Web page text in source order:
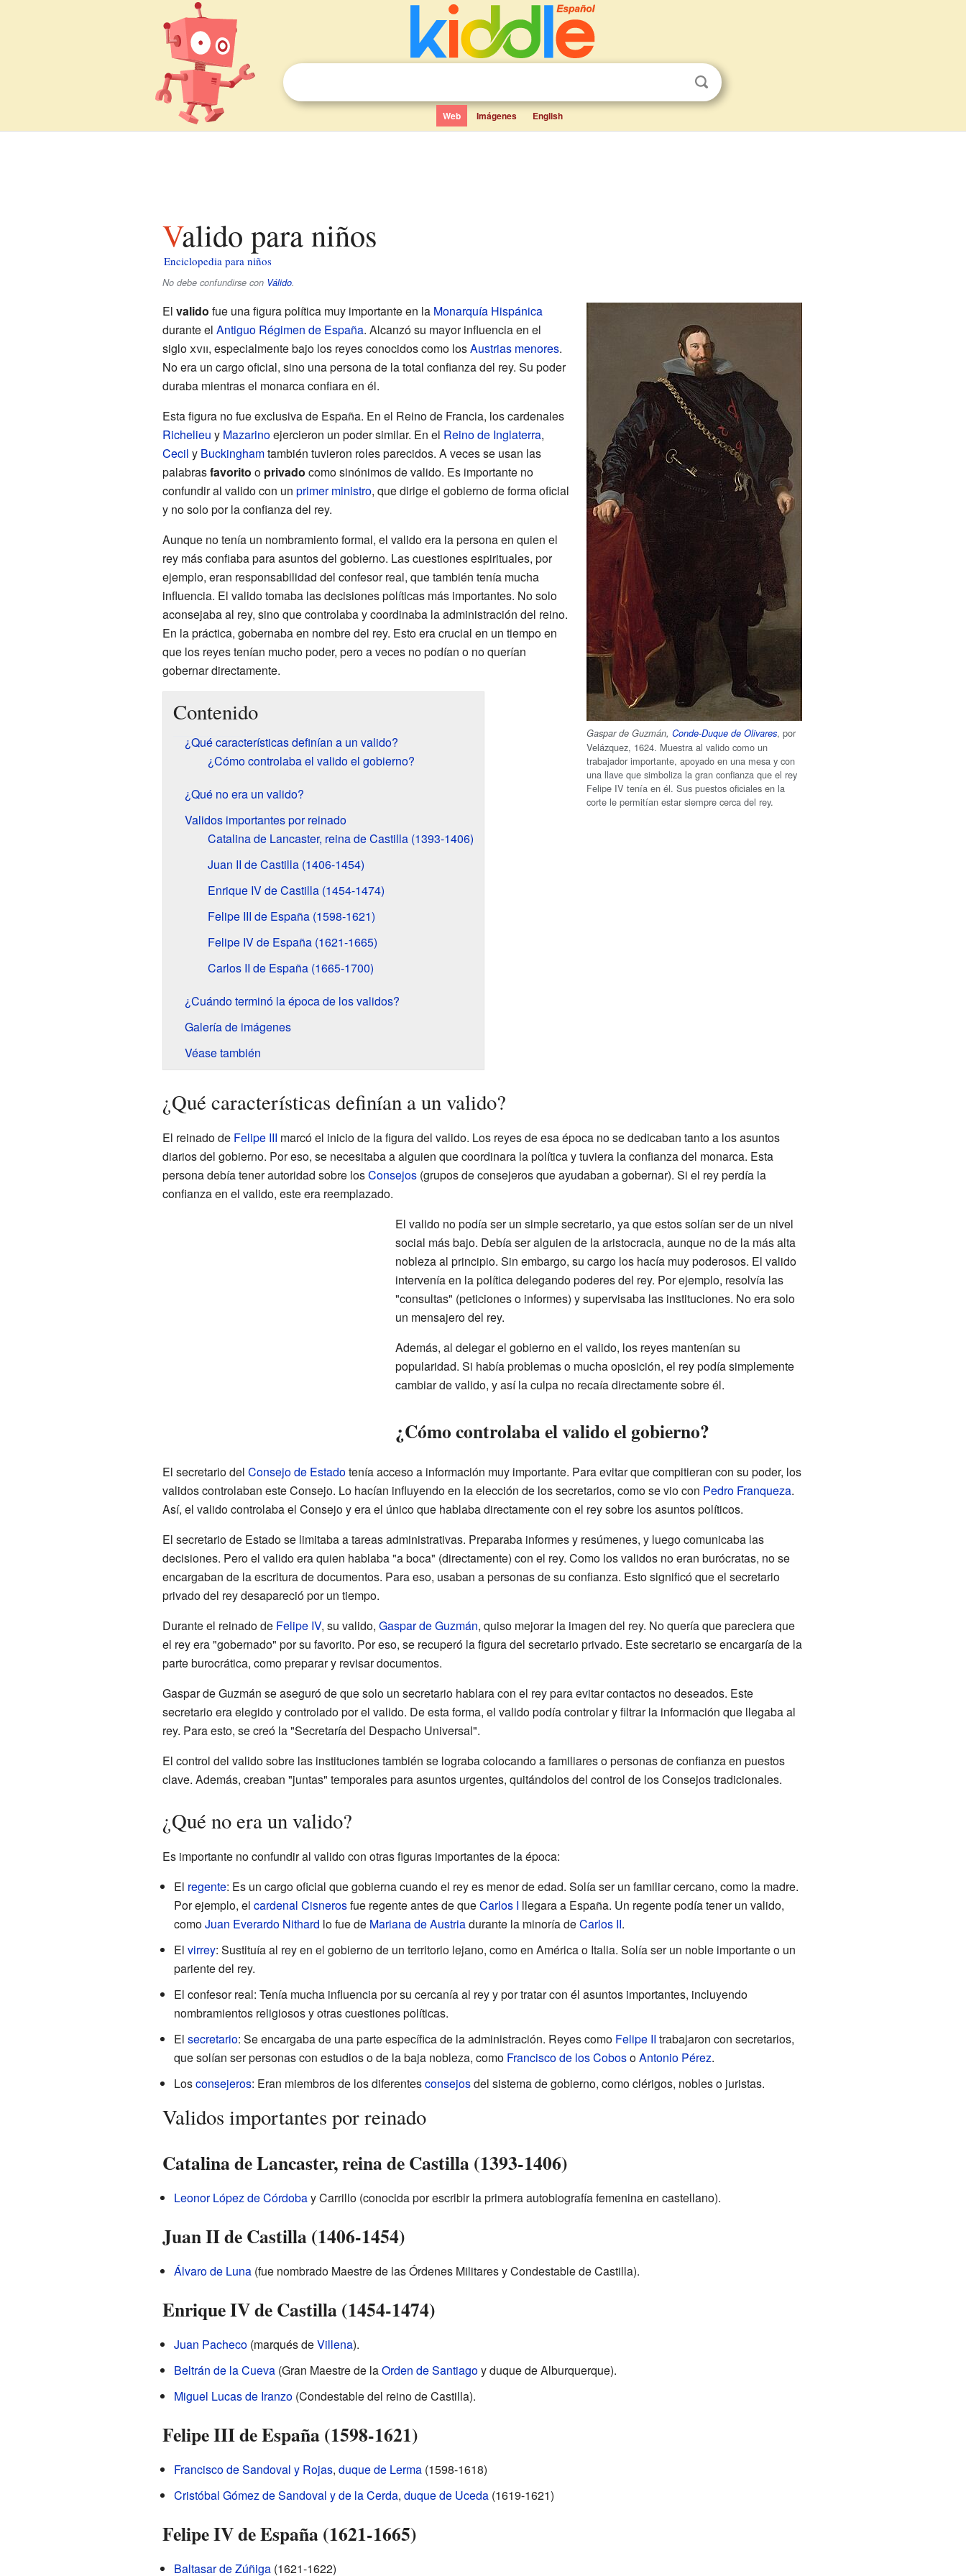
Web Imágenes English
Valido para niños
Enciclopedia para niños
No debe confundirse con Válido.
Gaspar de Guzmán,Conde-Duque de Olivares, por
Velázquez, 1624. Muestra al valido como un
trabajador importante, apoyado en una mesa y con
una llave que simboliza la gran confianza que el rey
Felipe IV tenía en él. Sus puestos oficiales en la
corte le permitían estar siempre cerca del rey.
El valido fue una figura política muy importante en la Monarquía Hispánica
durante el Antiguo Régimen de España. Alcanzó su mayor influencia en el
sigloxvii, especialmente bajo los reyes conocidos como losAustrias menores.
No era un cargo oficial, sino una persona de la total confianza del rey. Su poder
duraba mientras el monarca confiara en él.
Esta figura no fue exclusiva de España. En el Reino de Francia, los cardenales
Richelieu y Mazarinoejercieron un poder similar. En el Reino de Inglaterra,
Cecil y Buckinghamtambién tuvieron roles parecidos. A veces se usan las
palabrasfavorito o privado como sinónimos de valido. Es importante no
confundir al valido con un primer ministro, que dirige el gobierno de forma oficial
y no solo por la confianza del rey.
Aunque no tenía un nombramiento formal, el valido era la persona en quien el
rey más confiaba para asuntos del gobierno. Las cuestiones espirituales, por
ejemplo, eran responsabilidad del confesor real, que también tenía mucha
influencia. El valido tomaba las decisiones políticas más importantes. No solo
aconsejaba al rey, sino que controlaba y coordinaba la administración del reino.
En la práctica, gobernaba en nombre del rey. Esto era crucial en un tiempo en
que los reyes tenían mucho poder, pero a veces no podían o no querían
gobernar directamente.
Contenido
¿Qué características definían a un valido?
¿Cómo controlaba el valido el gobierno?
¿Qué no era un valido?
Validos importantes por reinado
Catalina de Lancaster, reina de Castilla (1393-1406)
Juan II de Castilla (1406-1454)
Enrique IV de Castilla (1454-1474)
Felipe III de España (1598-1621)
Felipe IV de España (1621-1665)
Carlos II de España (1665-1700)
¿Cuándo terminó la época de los validos?
Galería de imágenes
Véase también
¿Qué características definían a un valido?
El reinado de Felipe III marcó el inicio de la figura del valido. Los reyes de esa época no se dedicaban tanto a los asuntos
diarios del gobierno. Por eso, se necesitaba a alguien que coordinara la política y tuviera la confianza del monarca. Esta
persona debía tener autoridad sobre losConsejos(grupos de consejeros que ayudaban a gobernar). Si el rey perdía la
confianza en el valido, este era reemplazado.
El valido no podía ser un simple secretario, ya que estos solían ser de un nivel
social más bajo. Debía ser alguien de la aristocracia, aunque no de la más alta
nobleza al principio. Sin embargo, su cargo los hacía muy poderosos. El valido
intervenía en la política delegando poderes del rey. Por ejemplo, resolvía las
"consultas" (peticiones o informes) y supervisaba las instituciones. No era solo
un mensajero del rey.
Además, al delegar el gobierno en el valido, los reyes mantenían su
popularidad. Si había problemas o mucha oposición, el rey podía simplemente
cambiar de valido, y así la culpa no recaía directamente sobre él.
¿Cómo controlaba el valido el gobierno?
El secretario del Consejo de Estadotenía acceso a información muy importante. Para evitar que compitieran con su poder, los
validos controlaban este Consejo. Lo hacían influyendo en la elección de los secretarios, como se vio con Pedro Franqueza.
Así, el valido controlaba el Consejo y era el único que hablaba directamente con el rey sobre los asuntos políticos.
El secretario de Estado se limitaba a tareas administrativas. Preparaba informes y resúmenes, y luego comunicaba las
decisiones. Pero el valido era quien hablaba "a boca" (directamente) con el rey. Como los validos no eran burócratas, no se
encargaban de la escritura de documentos. Para eso, usaban a personas de su confianza. Esto significó que el secretario
privado del rey desapareció por un tiempo.
Durante el reinado de Felipe IV, su valido, Gaspar de Guzmán, quiso mejorar la imagen del rey. No quería que pareciera que
el rey era "gobernado" por su favorito. Por eso, se recuperó la figura del secretario privado. Este secretario se encargaría de la
parte burocrática, como preparar y revisar documentos.
Gaspar de Guzmán se aseguró de que solo un secretario hablara con el rey para evitar contactos no deseados. Este
secretario era elegido y controlado por el valido. De esta forma, el valido podía controlar y filtrar la información que llegaba al
rey. Para esto, se creó la "Secretaría del Despacho Universal".
El control del valido sobre las instituciones también se lograba colocando a familiares o personas de confianza en puestos
clave. Además, creaban "juntas" temporales para asuntos urgentes, quitándolos del control de los Consejos tradicionales.
¿Qué no era un valido?
Es importante no confundir al valido con otras figuras importantes de la época:
El regente: Es un cargo oficial que gobierna cuando el rey es menor de edad. Solía ser un familiar cercano, como la madre.
Por ejemplo, el cardenal Cisnerosfue regente antes de queCarlos I llegara a España. Un regente podía tener un valido,
comoJuan Everardo Nithard lo fue de Mariana de Austriadurante la minoría deCarlos II.
El virrey: Sustituía al rey en el gobierno de un territorio lejano, como en América o Italia. Solía ser un noble importante o un
pariente del rey.
El confesor real: Tenía mucha influencia por su cercanía al rey y por tratar con él asuntos importantes, incluyendo
nombramientos religiosos y otras cuestiones políticas.
El secretario: Se encargaba de una parte específica de la administración. Reyes como Felipe II trabajaron con secretarios,
que solían ser personas con estudios o de la baja nobleza, como Francisco de los CobosoAntonio Pérez.
Losconsejeros: Eran miembros de los diferentesconsejosdel sistema de gobierno, como clérigos, nobles o juristas.
Validos importantes por reinado
Catalina de Lancaster, reina de Castilla (1393-1406)
Leonor López de Córdobay Carrillo (conocida por escribir la primera autobiografía femenina en castellano).
Juan II de Castilla (1406-1454)
Álvaro de Luna(fue nombrado Maestre de las Órdenes Militares y Condestable de Castilla).
Enrique IV de Castilla (1454-1474)
Juan Pacheco(marqués deVillena).
Beltrán de la Cueva(Gran Maestre de laOrden de Santiagoy duque de Alburquerque).
Miguel Lucas de Iranzo(Condestable del reino de Castilla).
Felipe III de España (1598-1621)
Francisco de Sandoval y Rojas, duque de Lerma(1598-1618)
Cristóbal Gómez de Sandoval y de la Cerda, duque de Uceda(1619-1621)
Felipe IV de España (1621-1665)
Baltasar de Zúñiga(1621-1622)